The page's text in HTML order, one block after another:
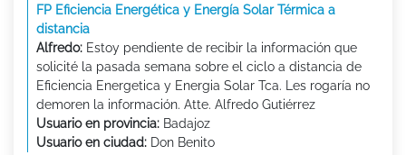
FP Eficiencia Energética y Energía Solar Térmica a
distancia
Alfredo: Estoy pendiente de recibir la información que
solicité la pasada semana sobre el ciclo a distancia de
Eficiencia Energetica y Energia Solar Tca. Les rogaría no
demoren la información. Atte. Alfredo Gutiérrez
Usuario en provincia: Badajoz
Usuario en ciudad: Don Benito